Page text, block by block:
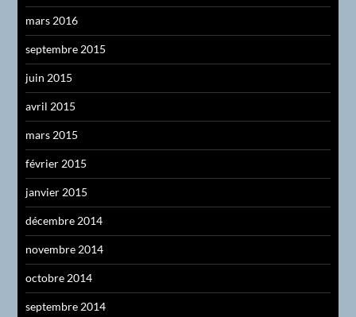
mars 2016
septembre 2015
juin 2015
avril 2015
mars 2015
février 2015
janvier 2015
décembre 2014
novembre 2014
octobre 2014
septembre 2014